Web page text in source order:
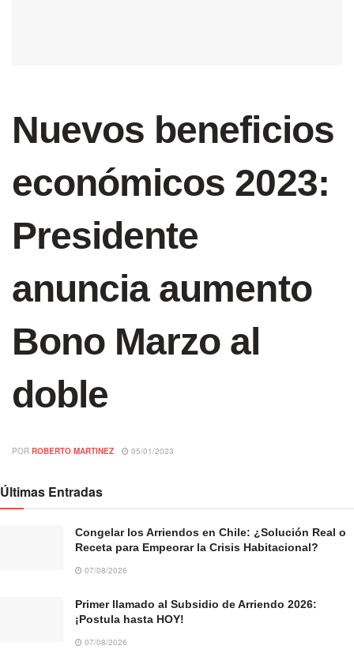
Nuevos beneficios
económicos 2023:
Presidente
anuncia aumento
Bono Marzo al
doble
POR ROBERTO MARTINEZ 05/01/2023
Últimas Entradas
Congelar los Arriendos en Chile: ¿Solución Real o
Receta para Empeorar la Crisis Habitacional?
07/08/2026
Primer llamado al Subsidio de Arriendo 2026:
¡Postula hasta HOY!
07/08/2026